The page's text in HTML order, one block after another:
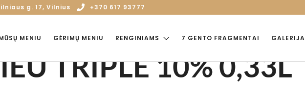
g. 17, Vilnius +370 617 93777
MENIU GĖRIMŲ MENIU RENGINIAMS 7 GENTO FRAGMENTAI GALERIJA
TRIPLE 10% 0,33L